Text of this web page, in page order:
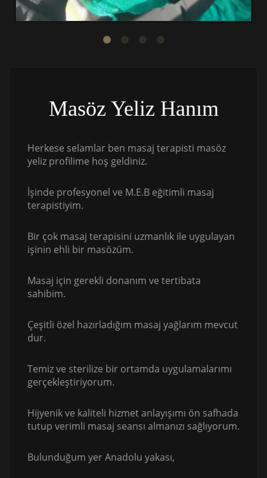
Masöz Yeliz Hanım
Herkese selamlar ben masaj terapisti masöz
yeliz profilime hoş geldiniz.
İşinde profesyonel ve M.E.B eğitimli masaj
terapistiyim.
Bir çok masaj terapisini uzmanlık ile uygulayan
işinin ehli bir masözüm.
Masaj için gerekli donanım ve tertibata
sahibim.
Çeşitli özel hazırladığım masaj yağlarım mevcut
dur.
Temiz ve sterilize bir ortamda uygulamalarımı
gerçekleştiriyorum.
Hijyenik ve kaliteli hizmet anlayışımı ön safhada
tutup verimli masaj seansı almanızı sağlıyorum.
Bulunduğum yer Anadolu yakası,